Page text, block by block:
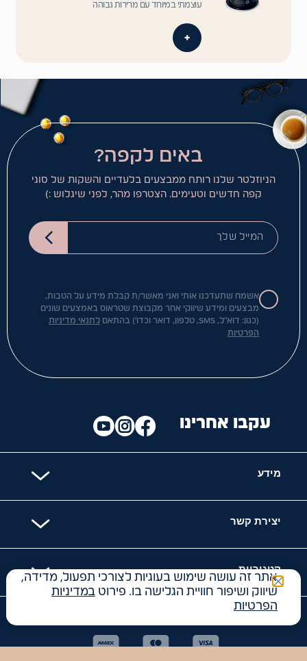
עוצמתי במיוחד עם מרירות גבוהה
+
באים לקפה?
הניוזלטר שלנו רותח ממבצעים בלעדיים והשקות של סוגי
קפה חדשים וטעימים. הצטרפו מהר, לפני שיגלוש :)
המייל שלך
אשמח שתעדכנו אותי ואני מאשר/ת קבלת מידע על הטבות,
מבצעים ומידע שיווקי אחר מקבוצת שטראוס באמצעים שונים
(כגון: דוא"ל, SMS, טלפון, דואר וכדו') בהתאם
לתנאי מדיניות
הפרטיות
מידע
יצירת קשר
קטגוריות
עקבו אחרינו
אתר זה עושה שימוש בעוגיות לצורכי תפעול, מדידה,
שיווק ושיפור חוויית הגלישה בו. פירוט במדיניות
הפרטיות